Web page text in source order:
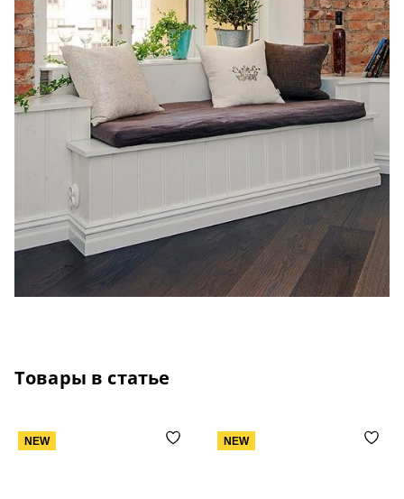
Товары в статье
NEW NEW